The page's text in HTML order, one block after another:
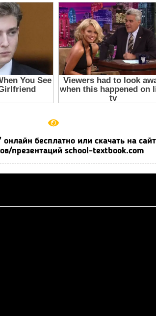
бесплатно или скачать на
презентаций school-textbook.com